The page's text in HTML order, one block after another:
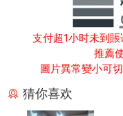
支付超1小时未到
推薦
圖片異常變小可
猜你喜欢